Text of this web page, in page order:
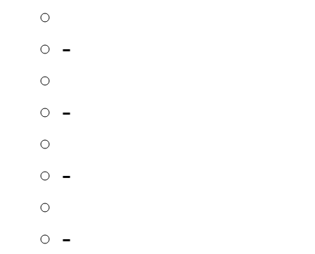
-
-
-
-